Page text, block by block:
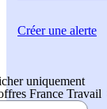
uniquement
France Travail
Créer une alerte